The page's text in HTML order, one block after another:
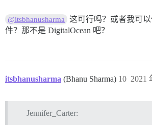
@itsbhanusharma
这可行吗？或者我可
件？那不是 DigitalOcean 吧？
itsbhanusharma (Bhanu Sharma) 2021
10
Jennifer_Carter: